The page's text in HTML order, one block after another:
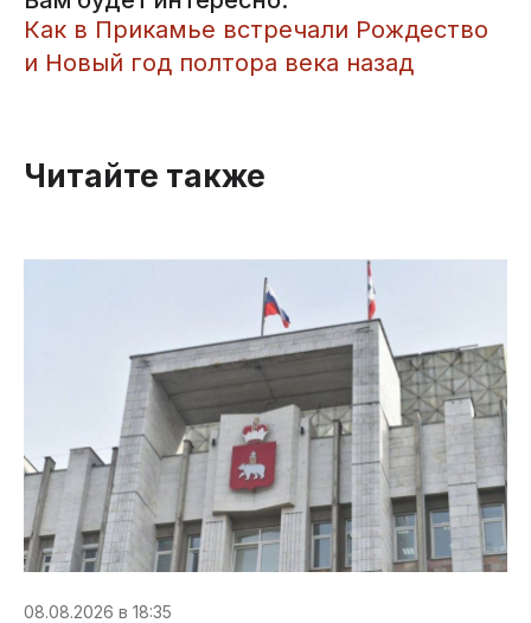
Как в Прикамье встречали Рождество
и Новый год полтора века назад
Читайте также
08.08.2026 в 18:35